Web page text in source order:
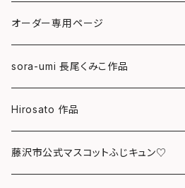
ポストカード
グリーティングカード
クリアファイル
マグカップ
オーダー専用ページ
sora-umi 長尾くみこ作品
Hirosato 作品
藤沢市公式マスコットふじキュン♡